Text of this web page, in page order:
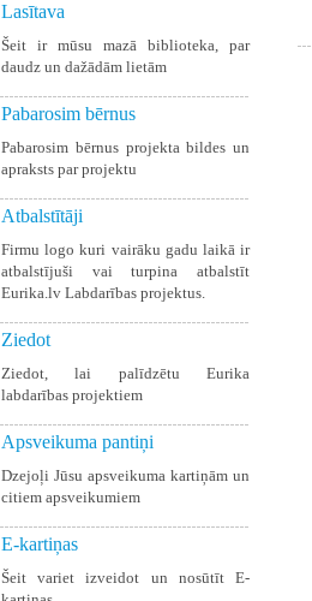
Lasītava
Šeit ir mūsu mazā biblioteka, par
daudz un dažādām lietām
Pabarosim bērnus
Pabarosim bērnus projekta bildes un
apraksts par projektu
Atbalstītāji
Firmu logo kuri vairāku gadu laikā ir
atbalstījuši vai turpina atbalstīt
Eurika.lv Labdarības projektus.
Ziedot
Ziedot, lai palīdzētu Eurika
labdarības projektiem
Apsveikuma pantiņi
Dzejoļi Jūsu apsveikuma kartiņām un
citiem apsveikumiem
E-kartiņas
Šeit variet izveidot un nosūtīt E-